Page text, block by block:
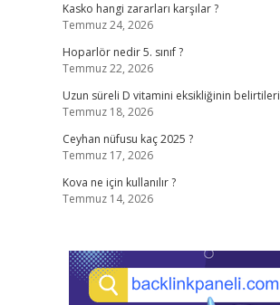
Kasko hangi zararları karşılar ?
Temmuz 24, 2026
Hoparlör nedir 5. sınıf ?
Temmuz 22, 2026
Uzun süreli D vitamini eksikliğinin
Temmuz 18, 2026
Ceyhan nüfusu kaç 2025 ?
Temmuz 17, 2026
Kova ne için kullanılır ?
Temmuz 14, 2026